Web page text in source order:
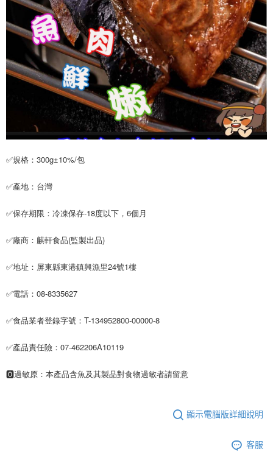
✅規格：300g±10%/包
✅產地：台灣
✅保存期限：冷凍保存-18度以下，6個月
✅廠商：麒軒食品(監製出品)
✅地址：屏東縣東港鎮興漁里24號1樓
✅電話：08-8335627
✅食品業者登錄字號：T-134952800-00000-8
✅產品責任險：07-462206A10119
🅾過敏原：本產品含魚及其製品對食物過敏者請留意
顯示電腦版詳細說明
客服